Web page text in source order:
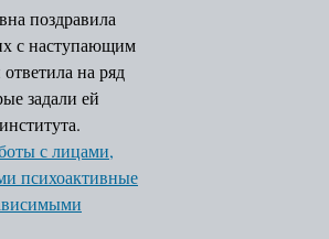
образовательного процесса
Платные образовательные услуги
Финансово-хозяйственная
деятельность
Стипендии и иные виды
материальной поддержки
Образовательные стандарты
Вакантные места для приема
поздравила
с наступающим
на ряд
задали ей